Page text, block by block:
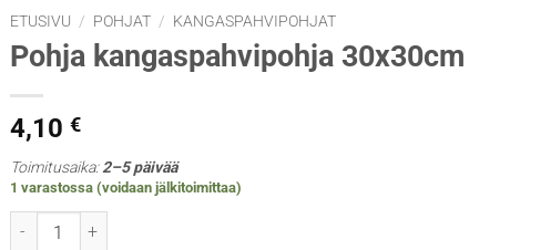
ETUSIVU / POHJAT / KANGASPAHVIPOHJAT
Pohja kangaspahvipohja 30x30cm
4,10 €
Toimitusaika:2–5 päivää
1 varastossa (voidaan jälkitoimittaa)
Pohja kangaspahvipohja 30x30cm määrä